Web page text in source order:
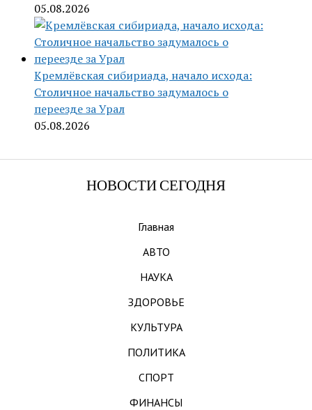
05.08.2026
Кремлёвская сибириада, начало исхода:
Столичное начальство задумалось о
переезде за Урал
05.08.2026
НОВОСТИ СЕГОДНЯ
Главная
АВТО
НАУКА
ЗДОРОВЬЕ
КУЛЬТУРА
ПОЛИТИКА
СПОРТ
ФИНАНСЫ